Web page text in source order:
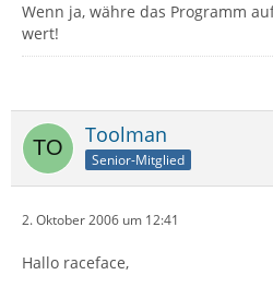
Wenn ja, währe das Programm
wert!
Toolman
Senior-Mitglied
2. Oktober 2006 um 12:41
Hallo raceface,